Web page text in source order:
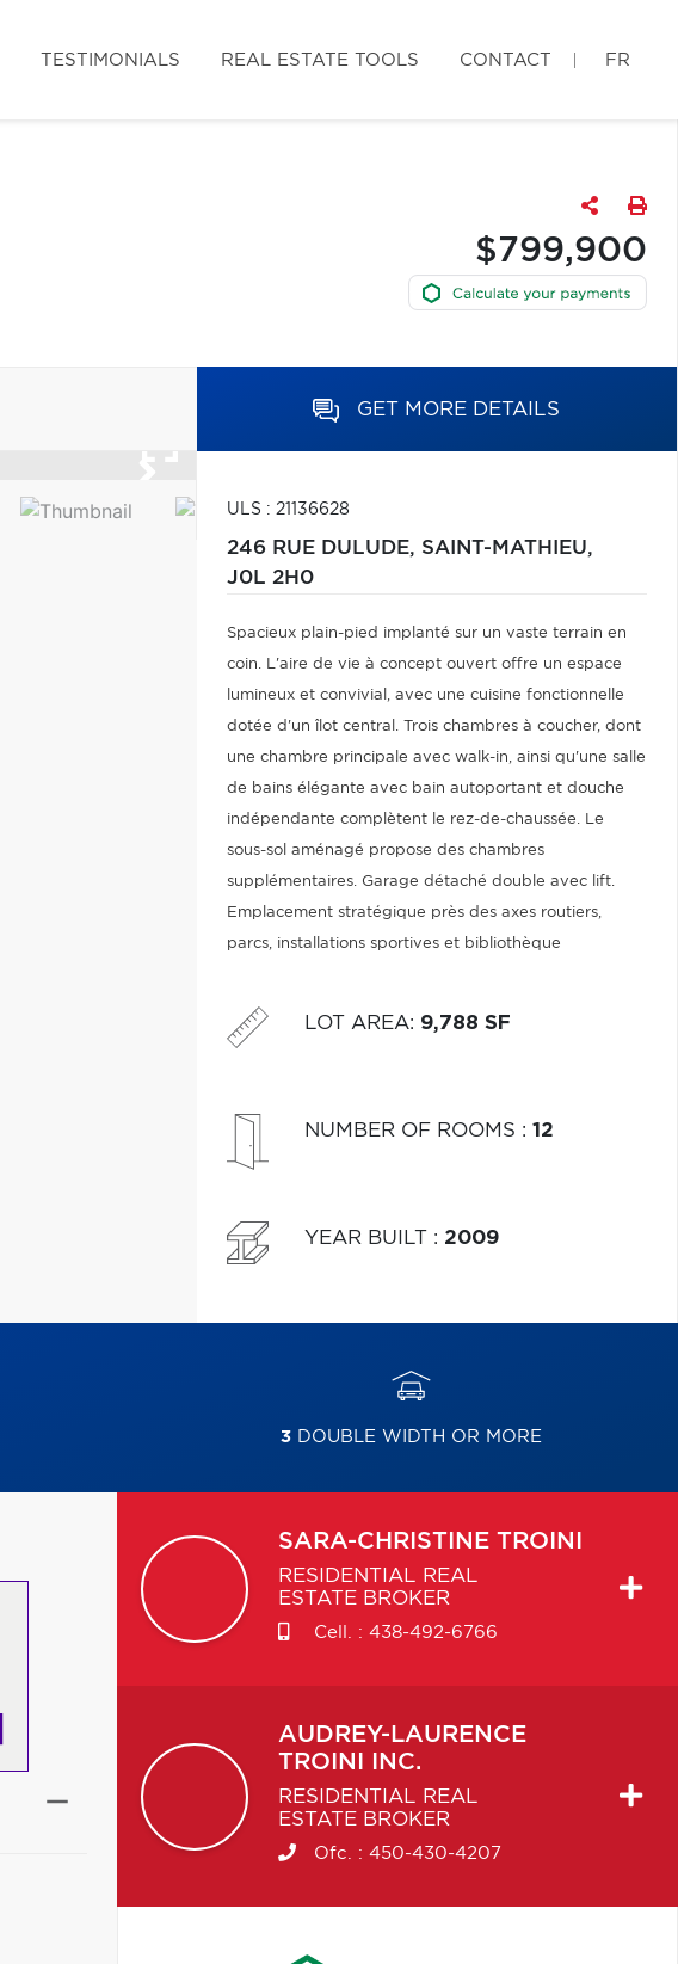
TESTIMONIALS REAL ESTATE TOOLS CONTACT FR
$799,900
GET MORE DETAILS
ULS : 21136628
246 RUE DULUDE, SAINT-MATHIEU,
J0L 2H0
Spacieux plain-pied implanté sur un vaste terrain en
coin. L'aire de vie à concept ouvert offre un espace
lumineux et convivial, avec une cuisine fonctionnelle
dotée d'un îlot central. Trois chambres à coucher, dont
une chambre principale avec walk-in, ainsi qu'une salle
de bains élégante avec bain autoportant et douche
indépendante complètent le rez-de-chaussée. Le
sous-sol aménagé propose des chambres
supplémentaires. Garage détaché double avec lift.
Emplacement stratégique près des axes routiers,
parcs, installations sportives et bibliothèque
LOT AREA: 9,788 SF
NUMBER OF ROOMS : 12
YEAR BUILT : 2009
3DOUBLE WIDTH OR MORE
SARA-CHRISTINE TROINI
RESIDENTIAL REAL
ESTATE BROKER
Cell. : 438-492-6766
AUDREY-LAURENCE
TROINI INC.
RESIDENTIAL REAL
ESTATE BROKER
Ofc. : 450-430-4207